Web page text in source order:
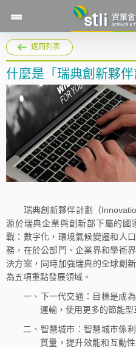
返回列表
什麼是「瑞典創新夥伴
瑞典創新夥伴計劃（
源於瑞典企業與創新部下屬的國
戰：數字化，環境氣候變遷和人
務，在於公部門、企業界和學術
決方案，同時加強瑞典的全球創
為五項重點發展領域。
一、下一代交通：目標是成
運輸，使用更多的節能型
二、智慧城市：智慧城市係
質量，提升效能和互動